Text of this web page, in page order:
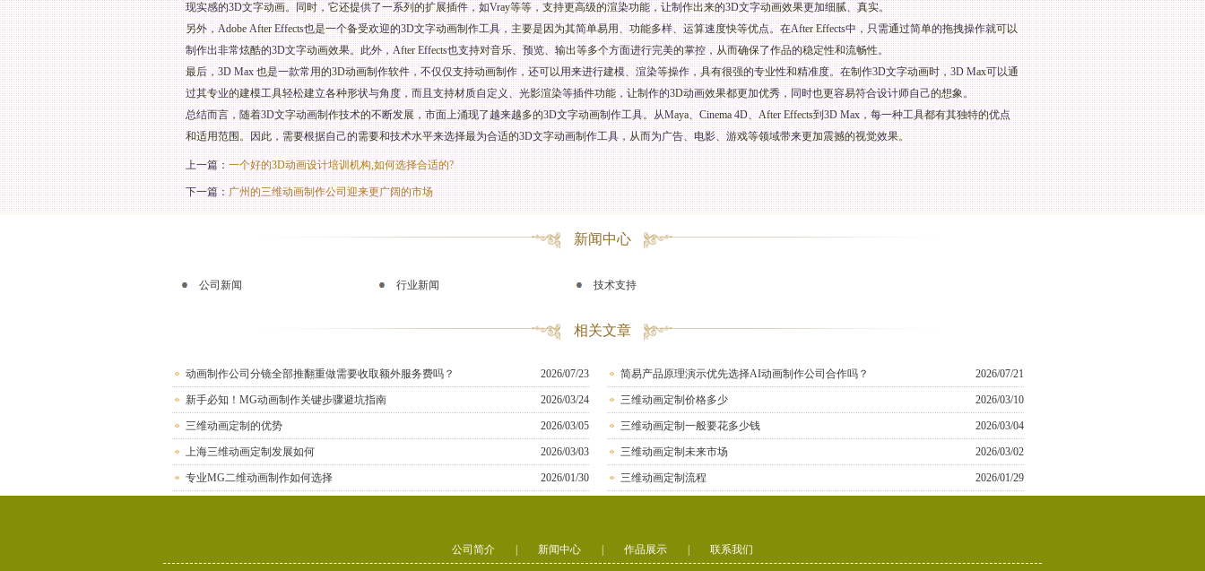
现实感的3D文字动画。同时，它还提供了一系列的扩展插件，如Vray等等，支持更高级的渲染功能，让制作出来的3D文字动画效果更加细腻、真实。
另外，Adobe After Effects也是一个备受欢迎的3D文字动画制作工具，主要是因为其简单易用、功能多样、运算速度快等优点。在After Effects中，只需通过简单的拖拽操作就可以
制作出非常炫酷的3D文字动画效果。此外，After Effects也支持对音乐、预览、输出等多个方面进行完美的掌控，从而确保了作品的稳定性和流畅性。
最后，3D Max 也是一款常用的3D动画制作软件，不仅仅支持动画制作，还可以用来进行建模、渲染等操作，具有很强的专业性和精准度。在制作3D文字动画时，3D Max可以通
过其专业的建模工具轻松建立各种形状与角度，而且支持材质自定义、光影渲染等插件功能，让制作的3D动画效果都更加优秀，同时也更容易符合设计师自己的想象。
总结而言，随着3D文字动画制作技术的不断发展，市面上涌现了越来越多的3D文字动画制作工具。从Maya、Cinema 4D、After Effects到3D Max，每一种工具都有其独特的优点
和适用范围。因此，需要根据自己的需要和技术水平来选择最为合适的3D文字动画制作工具，从而为广告、电影、游戏等领域带来更加震撼的视觉效果。
上一篇：一个好的3D动画设计培训机构,如何选择合适的?
下一篇：广州的三维动画制作公司迎来更广阔的市场
新闻中心
公司新闻 行业新闻 技术支持
相关文章
动画制作公司分镜全部推翻重做需要收取额外服务费吗？ 2026/07/23 简易产品原理演示优先选择AI动画制作公司合作吗？ 2026/07/21
新手必知！MG动画制作关键步骤避坑指南 2026/03/24 三维动画定制价格多少 2026/03/10
三维动画定制的优势 2026/03/05 三维动画定制一般要花多少钱 2026/03/04
上海三维动画定制发展如何 2026/03/03 三维动画定制未来市场 2026/03/02
专业MG二维动画制作如何选择 2026/01/30 三维动画定制流程 2026/01/29
公司简介 新闻中心 作品展示 联系我们